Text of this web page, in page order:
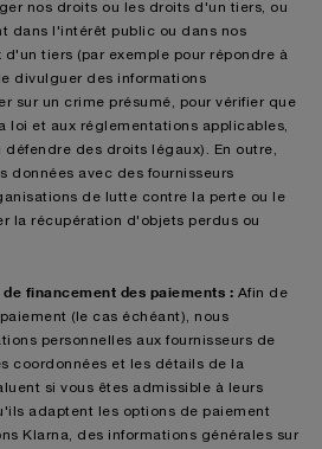
nos droits ou les droits d'un tiers, ou
dans l'intérêt public ou dans nos
tiers (par exemple pour répondre à
divulguer des informations
sur un crime présumé, pour vérifier que
loi et aux réglementations applicables,
défendre des droits légaux). En outre,
données avec des fournisseurs
de lutte contre la perte ou le
la récupération d'objets perdus ou
financement des paiements : Afin de
(le cas échéant), nous
personnelles aux fournisseurs de
coordonnées et les détails de la
si vous êtes admissible à leurs
adaptent les options de paiement
Klarna, des informations générales sur